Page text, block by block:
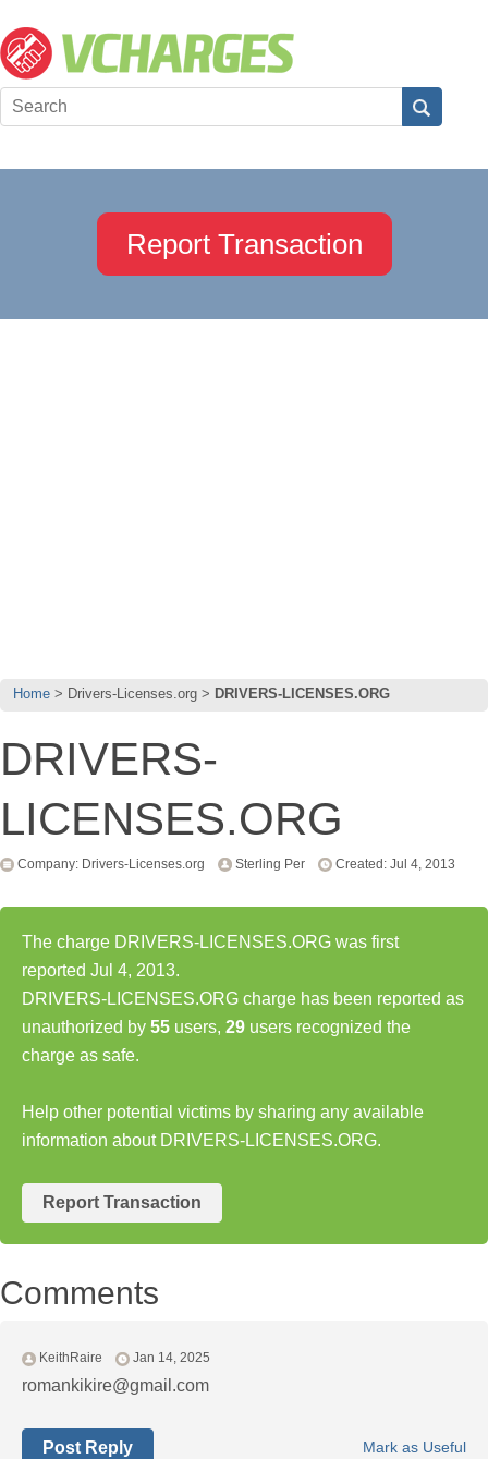
Report Transaction
Home Drivers-Licenses.org DRIVERS-LICENSES.ORG
DRIVERS-
LICENSES.ORG
Company: Drivers-Licenses.org Sterling Per Created: Jul 4, 2013
The charge DRIVERS-LICENSES.ORG was first
reported Jul 4, 2013.
DRIVERS-LICENSES.ORG charge has been reported as
unauthorized by 55 users, 29 users recognized the
charge as safe.
Help other potential victims by sharing any available
information about DRIVERS-LICENSES.ORG.
Report Transaction
Comments
KeithRaire Jan 14, 2025
romankikire@gmail.com
Mark as Useful
Post Reply